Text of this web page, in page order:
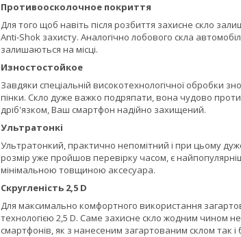
Противоосколочное покриття
Для того щоб навіть після розбиття захисне скло
Anti-Shok захисту. Аналогічно лобового скла
залишаються на місці.
Изностостойкое
Завдяки спеціальній високотехнологічної обробки
пінки. Скло дуже важко подряпати, вона чудово
дріб'язком, Ваш смартфон надійно захищений.
Ультратонкі
Ультратонкий, практично непомітний і при цьому
розмір уже пройшов перевірку часом, є
мінімальною товщиною аксесуара.
Скругленість 2,5 D
Для максимально комфортного використання
технологією 2,5 D. Саме захисне скло жодним чином
смартфонів, як з нанесеним загартованим склом так і